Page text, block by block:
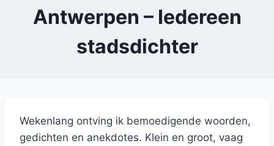
Antwerpen – Iedereen
stadsdichter
Wekenlang ontving ik bemoedigende woorden,
gedichten en anekdotes. Klein en groot, vaag